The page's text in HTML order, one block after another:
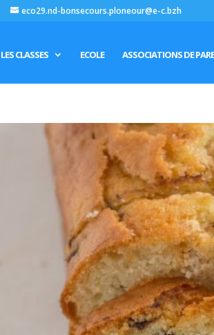
eco29.nd-bonsecours.ploneour@e-c.bzh
LES CLASSES ECOLE ASSOCIATIONS DE